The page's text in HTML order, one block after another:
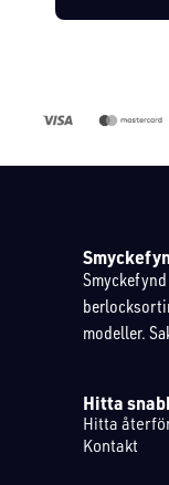
modeller.
Hitta
Hitta
Kontakt